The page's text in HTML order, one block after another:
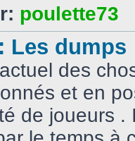
poulette73
Les dumps
des
et en
de joueurs .